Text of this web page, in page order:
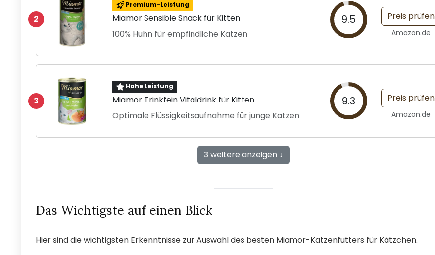
2
Premium-Leistung
Miamor Sensible Snack für Kitten
100% Huhn für empfindliche Katzen
9.5 Preis prüfen
Amazon.de
3
Hohe Leistung
Miamor Trinkfein Vitaldrink für Kitten
Optimale Flüssigkeitsaufnahme für junge Katzen
9.3 Preis prüfen
Amazon.de
3 weitere anzeigen ↓
Das Wichtigste auf einen Blick
Hier sind die wichtigsten Erkenntnisse zur Auswahl des besten Miamor-Katzenfutters für Kätzchen.